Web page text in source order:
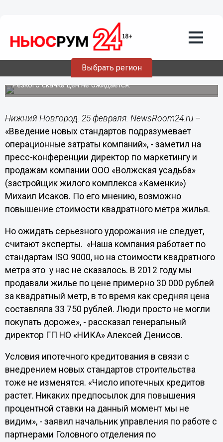
Выбрать регион
Нижегородское жилье может
подорожать из-за введения
международных стандартов
Резкого скачка цен не ожидается.
Нижний Новгород. 25 февраля. NewsRoom24.ru –
«Введение новых стандартов подразумевает
операционные затраты компаний», - заметил на
пресс-конференции директор по маркетингу и
продажам компании ООО «Волжская усадьба»
(застройщик жилого комплекса «Каменки»)
Михаил Исаков. По его мнению, возможно
повышение стоимости квадратного метра жилья.
Но ожидать серьезного удорожания не следует,
считают эксперты. «Наша компания работает по
стандартам ISO 9000, но на стоимости квадратного
метра это у нас не сказалось. В 2012 году мы
продавали жилье по цене примерно 30 000 рублей
за квадратный метр, в то время как средняя цена
составляла 33 750 рублей. Люди просто не могли
покупать дороже», - рассказал генеральный
директор ГП НО «НИКА» Алексей Денисов.
Условия ипотечного кредитования в связи с
внедрением новых стандартов строительства
тоже не изменятся. «Число ипотечных кредитов
растет. Никаких предпосылок для повышения
процентной ставки на данный момент мы не
видим», - заявил начальник управления по работе с
партнерами Головного отделения по